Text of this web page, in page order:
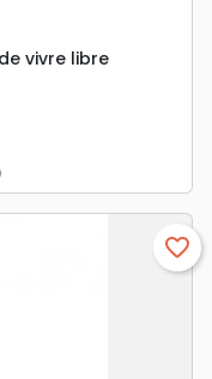
vivre libre
favorite_border